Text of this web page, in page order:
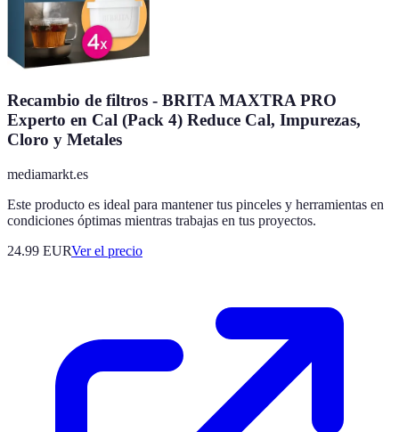
Recambio de filtros - BRITA MAXTRA PRO
Experto en Cal (Pack 4) Reduce Cal, Impurezas,
Cloro y Metales
mediamarkt.es
Este producto es ideal para mantener tus pinceles y herramientas en
condiciones óptimas mientras trabajas en tus proyectos.
24.99 EURVer el precio